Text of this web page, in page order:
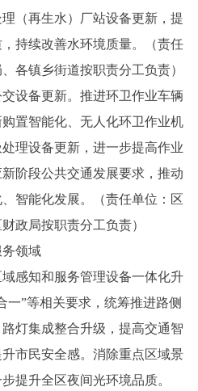
（再生水）厂站设备更新，提
持续改善水环境质量。（责任
各镇乡街道按职责分工负责）
备更新。推进环卫作业车辆
置智能化、无人化环卫作业机
理设备更新，进一步提高作业
阶段公共交通发展要求，推动
智能化发展。（责任单位：区
政局按职责分工负责）
领域
知和服务管理设备一体化升
一”等相关要求，统筹推进路侧
灯集成整合升级，提高交通智
市民安全感。消除重点区域景
提升全区夜间光环境品质。